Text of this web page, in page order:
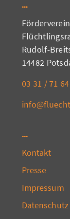
Rudolf-
14482
03 31 / 71
Kontakt
Presse
Impressum
Datenschutz